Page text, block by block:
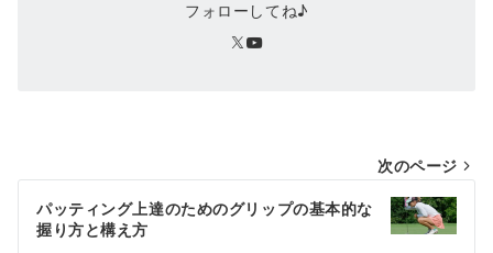
フォローしてね♪
ナ
次のページ
パッティング上達のためのグリップの基本的な
握り方と構え方